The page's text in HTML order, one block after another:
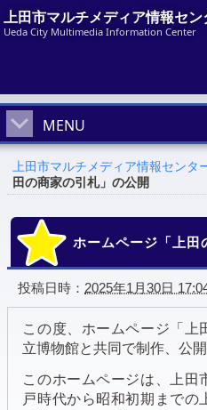
上田市マルチメディア情報セン
Ueda City Multimedia Information Center
MENU
上田市マルチメディア情報センタ
田の商家の引札」の公開
ホームページ「上田
投稿日時： 2025年1月30日
この度、ホームページ「上
立博物館と共同で制作、公
このホームページは、上田
戸時代から昭和初期までの